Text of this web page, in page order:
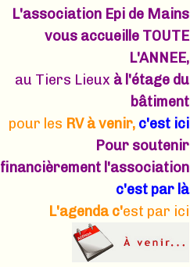
L'association Epi de Mains
vous accueille TOUTE
L'ANNEE,
au Tiers Lieux à l'étage du
bâtiment
pour les RV à venir, c'est ici
Pour soutenir
financièrement l'association
c'est par là
L'agenda c'est par ici